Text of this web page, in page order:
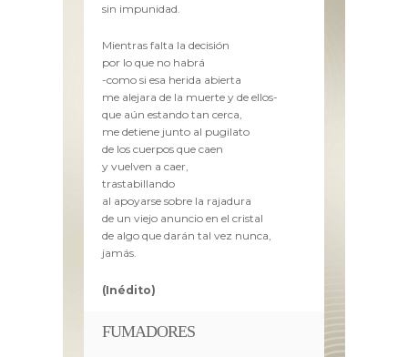
sin impunidad.
Mientras falta la decisión
por lo que no habrá
-como si esa herida abierta
me alejara de la muerte y de ellos-
que aún estando tan cerca,
me detiene junto al pugilato
de los cuerpos que caen
y vuelven a caer,
trastabillando
al apoyarse sobre la rajadura
de un viejo anuncio en el cristal
de algo que darán tal vez nunca,
jamás.
(Inédito)
FUMADORES